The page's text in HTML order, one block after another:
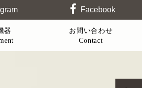
Facebook
器
お問い合わせ
Contact